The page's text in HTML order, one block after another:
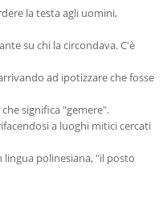
la testa agli uomini,
su chi la circondava. C'è
ad ipotizzare che fosse
significa "gemere".
a luoghi mitici cercati
lingua polinesiana, "il posto